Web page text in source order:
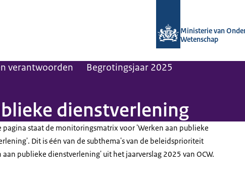
Ministerie van
Wetenschap
verantwoorden Begrotingsjaar 2025
dienstverlening
pagina staat de monitoringsmatrix voor 'Werken aan publieke
Dit is één van de subthema's van de beleidsprioriteit
aan publieke dienstverlening' uit het jaarverslag 2025 van OCW.